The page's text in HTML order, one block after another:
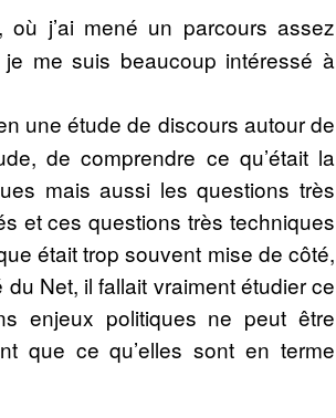
où j’ai mené un parcours assez
me suis beaucoup intéressé à
une étude de discours autour de
de comprendre ce qu’était la
mais aussi les questions très
et ces questions très techniques
était trop souvent mise de côté,
Net, il fallait vraiment étudier ce
enjeux politiques ne peut être
que ce qu’elles sont en terme